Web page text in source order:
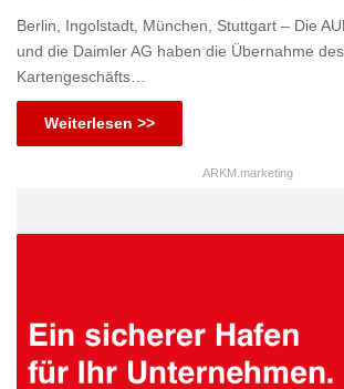
Berlin, Ingolstadt, München, Stuttgart – Die
und die Daimler AG haben die Übernahme
Kartengeschäfts…
Weiterlesen >>
ARKM.marketing